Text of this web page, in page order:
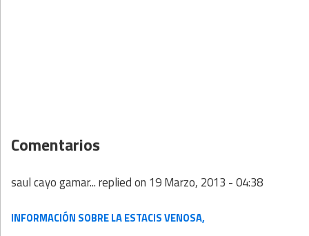
Comentarios
saul cayo gamar...replied on 19 Marzo, 2013 - 04:38
INFORMACIÓN SOBRE LA ESTACIS VENOSA,